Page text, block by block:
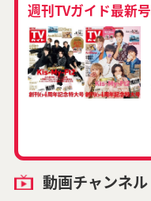
週刊TVガイド最新号
動画チャンネル